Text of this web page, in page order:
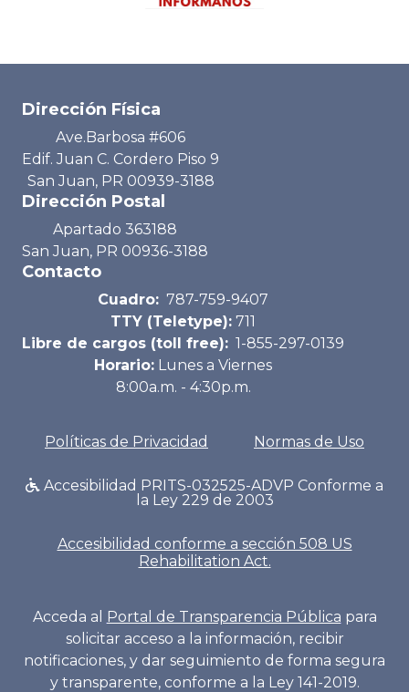
Dirección Física
Ave.Barbosa #606
Edif. Juan C. Cordero Piso 9
San Juan, PR 00939-3188
Dirección Postal
Apartado 363188
San Juan, PR 00936-3188
Contacto
Cuadro: 787-759-9407
TTY (Teletype): 711
Libre de cargos (toll free): 1-855-297-0139
Horario: Lunes a Viernes
8:00a.m. - 4:30p.m.
Políticas de Privacidad Normas de Uso
Accesibilidad PRITS-032525-ADVP Conforme a
la Ley 229 de 2003
Accesibilidad conforme a sección 508 US
Rehabilitation Act.
Acceda al Portal de Transparencia Pública para
solicitar acceso a la información, recibir
notificaciones, y dar seguimiento de forma segura
y transparente, conforme a la Ley 141-2019.